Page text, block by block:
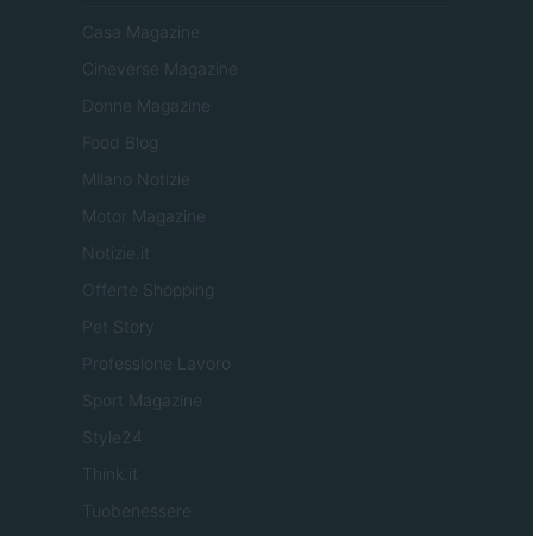
Casa Magazine
Cineverse Magazine
Donne Magazine
Food Blog
Milano Notizie
Motor Magazine
Notizie.it
Offerte Shopping
Pet Story
Professione Lavoro
Sport Magazine
Style24
Think.it
Tuobenessere